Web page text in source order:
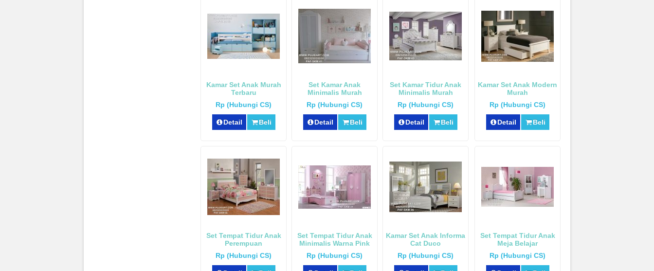
Kamar Set Anak Murah
Terbaru
Rp (Hubungi CS)
Detail Beli
Set Kamar Anak
Minimalis Murah
Rp (Hubungi CS)
Detail Beli
Set Kamar Tidur Anak
Minimalis Murah
Rp (Hubungi CS)
Detail Beli
Kamar Set Anak Modern
Murah
Rp (Hubungi CS)
Detail Beli
Set Tempat Tidur Anak
Perempuan
Rp (Hubungi CS)
Set Tempat Tidur Anak
Minimalis Warna Pink
Rp (Hubungi CS)
Kamar Set Anak Informa
Cat Duco
Rp (Hubungi CS)
Set Tempat Tidur Anak
Meja Belajar
Rp (Hubungi CS)